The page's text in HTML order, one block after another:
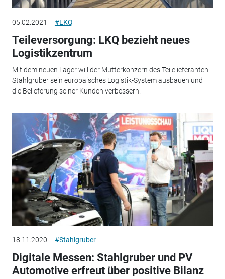
05.02.2021 #LKQ
Teileversorgung: LKQ bezieht neues
Logistikzentrum
Mit dem neuen Lager will der Mutterkonzern des Teilelieferanten
Stahlgruber sein europäisches Logistik-System ausbauen und
die Belieferung seiner Kunden verbessern.
18.11.2020 #Stahlgruber
Digitale Messen: Stahlgruber und PV
Automotive erfreut über positive Bilanz